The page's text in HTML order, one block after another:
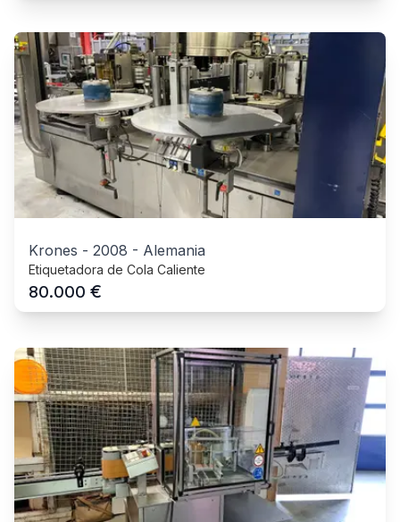
Krones - 2008 - Alemania
Etiquetadora de Cola Caliente
80.000 €